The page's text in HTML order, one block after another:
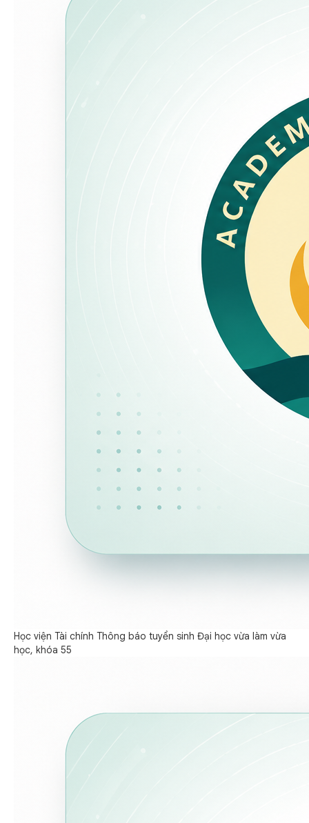
Học viện Tài chính Thông báo tuyển sinh Đại học vừa làm vừa
học, khóa 55